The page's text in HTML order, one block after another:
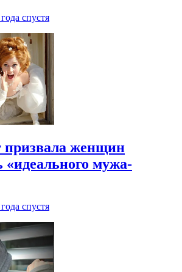
спустя
призвала женщин
«идеального мужа-
спустя